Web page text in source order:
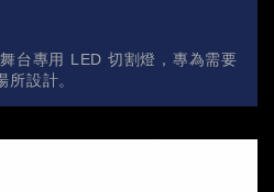
台專用 LED 切割燈，專為需要
設計。